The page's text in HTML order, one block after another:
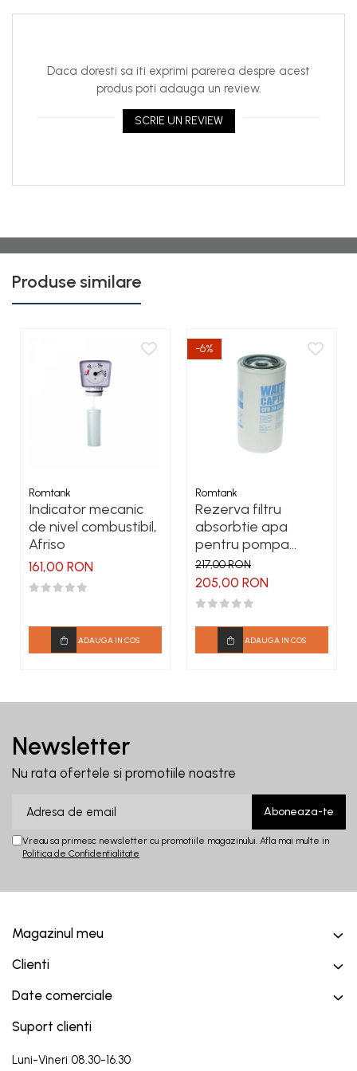
Daca doresti sa iti exprimi parerea despre acest
produs poti adauga un review.
SCRIE UN REVIEW
Produse similare
Romtank
Indicator mecanic
de nivel combustibil,
Afriso
161,00 RON
ADAUGA IN COS
-6%
Romtank
Rezerva filtru
absorbtie apa
pentru pompa
motorina CFD 70-30
217,00 RON
205,00 RON
ADAUGA IN COS
Newsletter
Nu rata ofertele si promotiile noastre
Vreau sa primesc newsletter cu promotiile magazinului. Afla mai multe in
Politica de Confidentialitate
Magazinul meu
Clienti
Date comerciale
Suport clienti
Luni-Vineri 08.30-16.30